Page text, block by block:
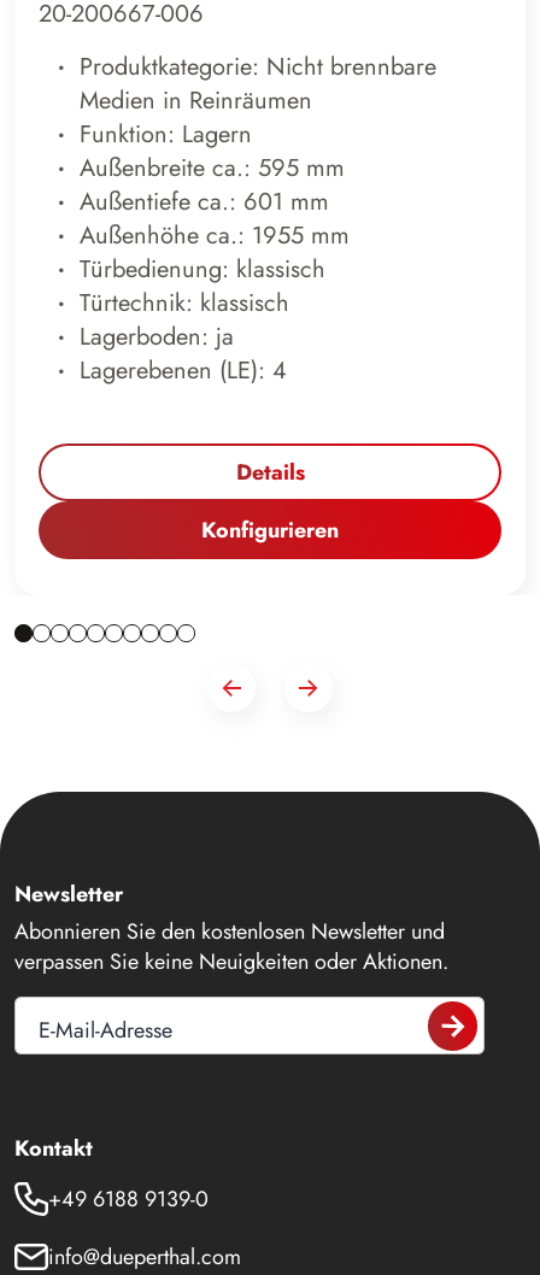
20-200667-006
Produktkategorie: Nicht brennbare
Medien in Reinräumen
Funktion: Lagern
Außenbreite ca.: 595 mm
Außentiefe ca.: 601 mm
Außenhöhe ca.: 1955 mm
Türbedienung: klassisch
Türtechnik: klassisch
Lagerboden: ja
Lagerebenen (LE): 4
Details
Konfigurieren
Newsletter
Abonnieren Sie den kostenlosen Newsletter und
verpassen Sie keine Neuigkeiten oder Aktionen.
E-Mail-Adresse
Kontakt
+49 6188 9139-0
info@dueperthal.com